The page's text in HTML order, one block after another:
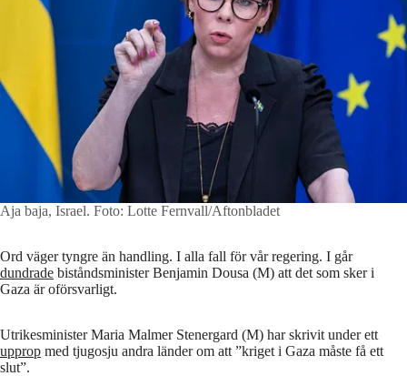
Aja baja, Israel. Foto: Lotte Fernvall/Aftonbladet
Ord väger tyngre än handling. I alla fall för vår regering. I går
dundrade biståndsminister Benjamin Dousa (M) att det som sker i
Gaza är oförsvarligt.
Utrikesminister Maria Malmer Stenergard (M) har skrivit under ett
upprop med tjugosju andra länder om att ”kriget i Gaza måste få ett
slut”.